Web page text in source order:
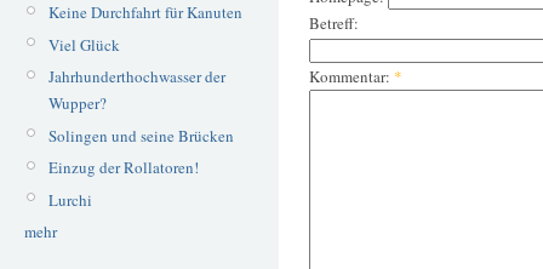
Keine Durchfahrt für Kanuten
Viel Glück
Jahrhunderthochwasser der
Wupper?
Solingen und seine Brücken
Einzug der Rollatoren!
Lurchi
mehr
Betreff:
Kommentar: *